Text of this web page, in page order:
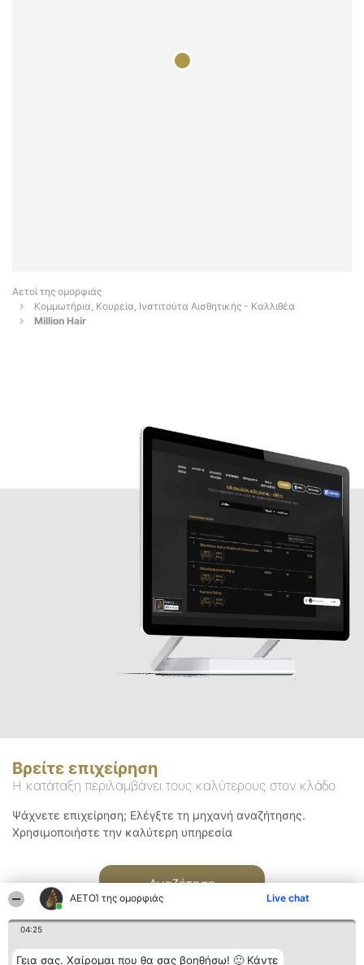
ΑΕΤΟΊ της ομορφιάς Live chat
04:25
Γεια σας. Χαίρομαι που θα σας βοηθήσω! 🙂 Κάντε
Αετοί της ομορφιάς
Κομμωτήρια, Κουρεία, Ινστιτούτα Αισθητικής - Καλλιθέα
Million Hair
Βρείτε επιχείρηση
Η κατάταξη περιλαμβάνει τους καλύτερους στον κλάδο
Ψάχνετε επιχείρηση; Ελέγξτε τη μηχανή αναζήτησης.
Χρησιμοποιήστε την καλύτερη υπηρεσία
Αναζήτηση